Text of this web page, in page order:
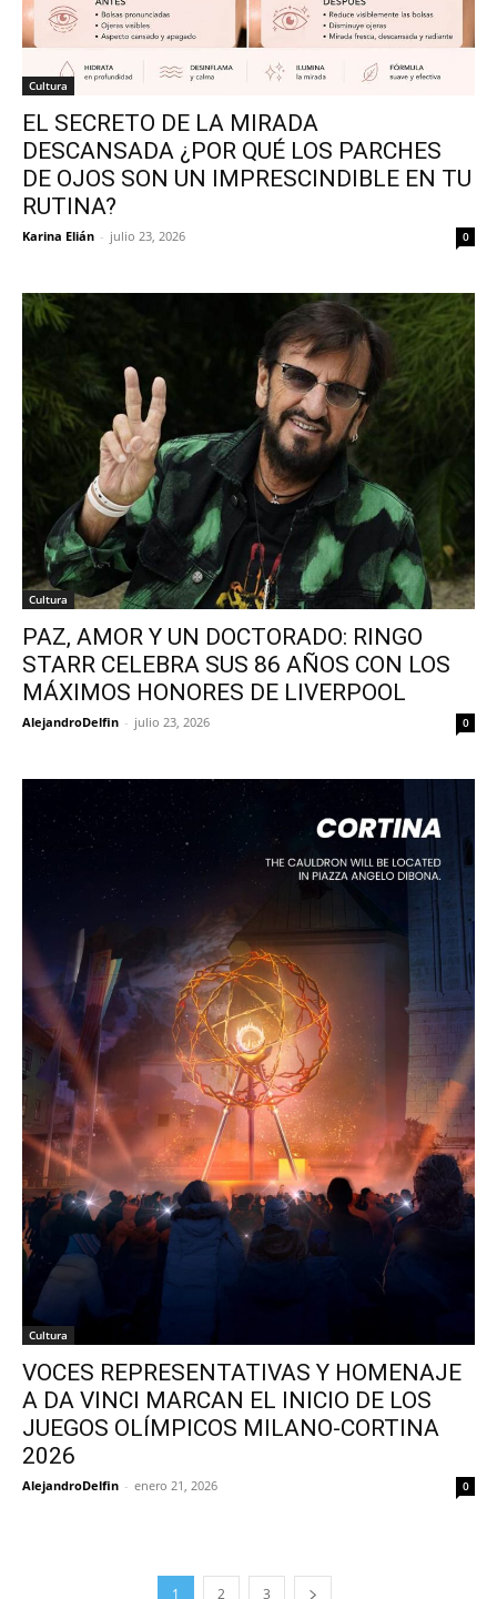
Cultura
EL SECRETO DE LA MIRADA
DESCANSADA ¿POR QUÉ LOS PARCHES
DE OJOS SON UN IMPRESCINDIBLE EN TU
RUTINA?
Karina Elián - julio 23, 2026 0
Cultura
PAZ, AMOR Y UN DOCTORADO: RINGO
STARR CELEBRA SUS 86 AÑOS CON LOS
MÁXIMOS HONORES DE LIVERPOOL
AlejandroDelfin - julio 23, 2026 0
Cultura
VOCES REPRESENTATIVAS Y HOMENAJE
A DA VINCI MARCAN EL INICIO DE LOS
JUEGOS OLÍMPICOS MILANO-CORTINA
2026
AlejandroDelfin - enero 21, 2026 0
1 2 3